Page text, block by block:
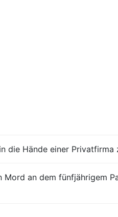
die Hände einer Privatfirma
an dem fünfjährigem